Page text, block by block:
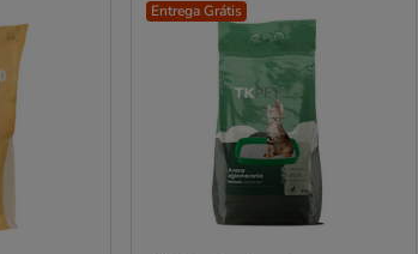
Entrega Grátis